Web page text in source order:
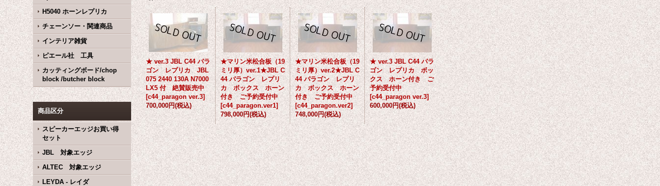
H5040 ホーンレプリカ
チェーンソー・関連商品
インテリア雑貨
ピエール社 工具
カッティングボード/chop
block /butcher block
商品区分
スピーカーエッジお買い得
セット
JBL 対象エッジ
ALTEC 対象エッジ
LEYDA - レイダ
★ ver.3 JBL C44 パラ
ゴン レプリカ JBL
075 2440 130A N7000
LX5 付 絶賛販売中
[c44_paragon ver.3]
700,000円(税込)
★マリン米松合板（19
ミリ厚）ver.1★JBL C
44 パラゴン レプリ
カ ボックス ホーン
付き ご予約受付中
[c44_paragon.ver1]
798,000円(税込)
★マリン米松合板（19
ミリ厚）ver.2★JBL C
44 パラゴン レプリ
カ ボックス ホーン
付き ご予約受付中
[c44_paragon.ver2]
748,000円(税込)
★ ver.3 JBL C44 パラ
ゴン レプリカ ボッ
クス ホーン付き ご
予約受付中
[c44_paragon ver.3]
600,000円(税込)